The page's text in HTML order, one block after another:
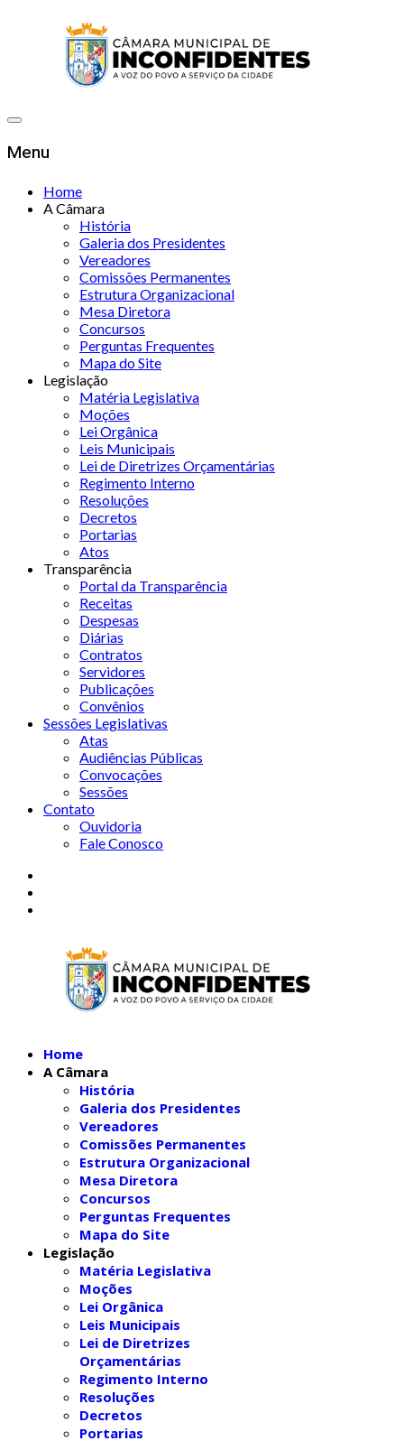
Menu
Home
A Câmara
História
Galeria dos Presidentes
Vereadores
Comissões Permanentes
Estrutura Organizacional
Mesa Diretora
Concursos
Perguntas Frequentes
Mapa do Site
Legislação
Matéria Legislativa
Moções
Lei Orgânica
Leis Municipais
Lei de Diretrizes Orçamentárias
Regimento Interno
Resoluções
Decretos
Portarias
Atos
Transparência
Portal da Transparência
Receitas
Despesas
Diárias
Contratos
Servidores
Publicações
Convênios
Sessões Legislativas
Atas
Audiências Públicas
Convocações
Sessões
Contato
Ouvidoria
Fale Conosco
Home
A Câmara
História
Galeria dos Presidentes
Vereadores
Comissões Permanentes
Estrutura Organizacional
Mesa Diretora
Concursos
Perguntas Frequentes
Mapa do Site
Legislação
Matéria Legislativa
Moções
Lei Orgânica
Leis Municipais
Lei de Diretrizes
Orçamentárias
Regimento Interno
Resoluções
Decretos
Portarias